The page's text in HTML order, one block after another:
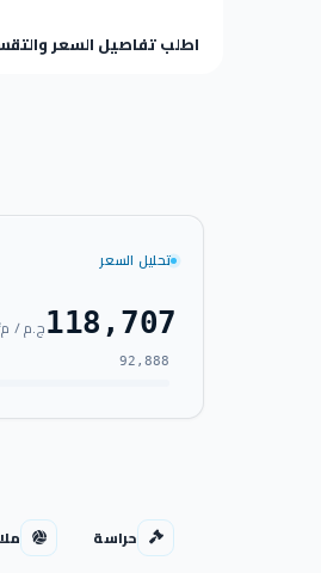
اطلب تفاصيل السعر
تحليل السعر
118,707ج.م / م² · سعر هذه الوحدة
92,888
حراسة